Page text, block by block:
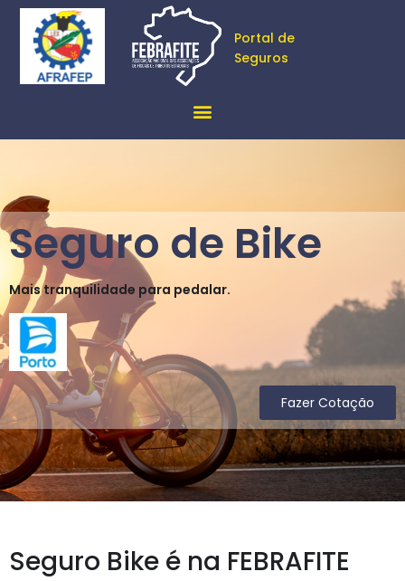
Portal de
Seguros
Seguro de Bike
Mais tranquilidade para pedalar.
Fazer Cotação
Seguro Bike é na FEBRAFITE